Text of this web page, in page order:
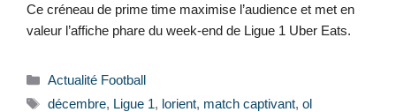
Ce créneau de prime time maximise l’audience et met en
valeur l’affiche phare du week-end de Ligue 1 Uber Eats.
Catégories
Actualité Football
Étiquettes
décembre, Ligue 1, lorient, match captivant, ol